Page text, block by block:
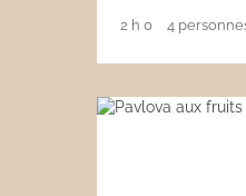
2 h 0 4